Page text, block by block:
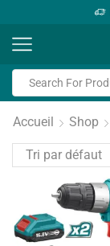
Accueil Shop